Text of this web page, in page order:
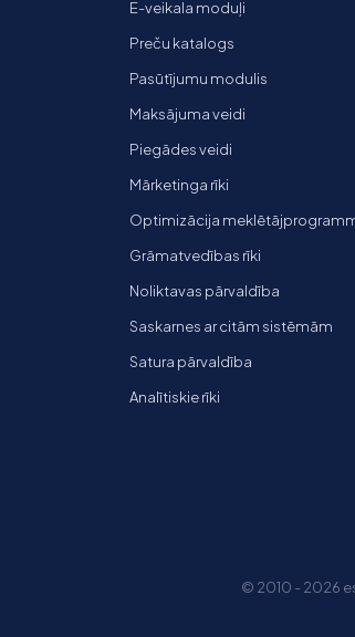
E-veikala moduļi
Preču katalogs
Pasūtījumu modulis
Maksājuma veidi
Piegādes veidi
Mārketinga rīki
Optimizācija
Grāmatvedības rīki
Noliktavas pārvaldība
Saskarnes ar citām sistēmām
Satura pārvaldība
Analītiskie rīki
© 2010 - 2026